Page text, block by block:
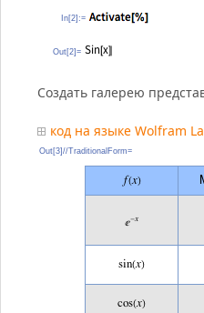
In[2]:=
Out[2]=
Создать галерею
код на языке Wolfram
Out[3]//TraditionalForm=